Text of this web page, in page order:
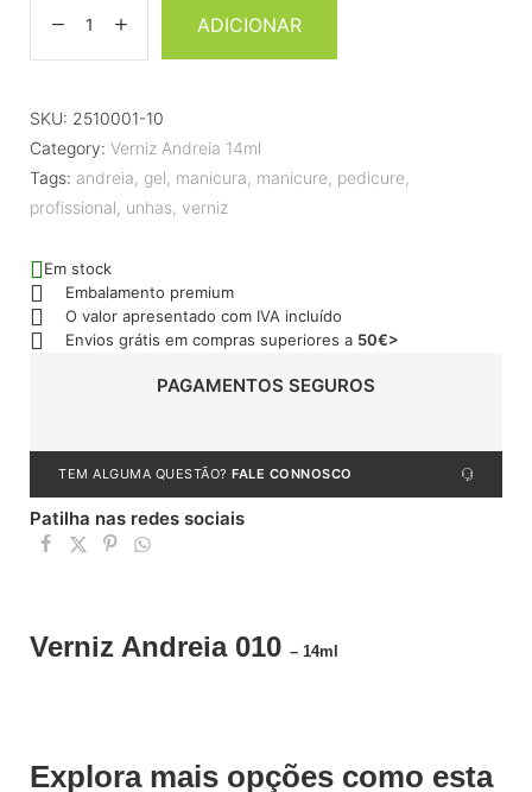
ADICIONAR
SKU: 2510001-10
Category: Verniz Andreia 14ml
Tags: andreia, gel, manicura, manicure, pedicure,
profissional, unhas, verniz
Em stock
Embalamento premium
O valor apresentado com IVA incluído
Envios grátis em compras superiores a 50€>
PAGAMENTOS SEGUROS
TEM ALGUMA QUESTÃO? FALE CONNOSCO
Patilha nas redes sociais
Verniz Andreia 010 – 14ml
Explora mais opções como esta